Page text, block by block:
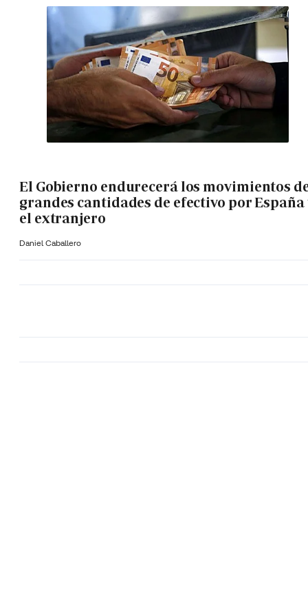
El Gobierno endurecerá los movimientos
grandes cantidades de efectivo por España
el extranjero
Daniel Caballero